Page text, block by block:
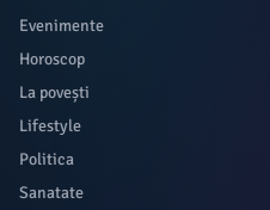
Evenimente
Horoscop
La povești
Lifestyle
Politica
Sanatate